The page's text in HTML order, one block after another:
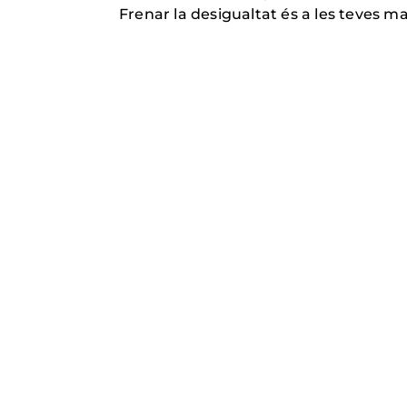
Frenar la desigualtat és a les teves